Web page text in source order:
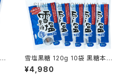
雪塩黒糖 120g 10袋 黒糖本舗
垣乃花
¥4,980